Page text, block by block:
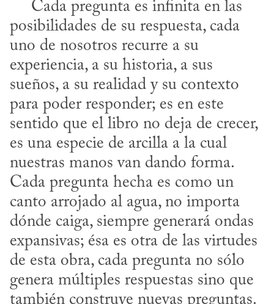
posibilidades de su respuesta, cada
uno de nosotros recurre a su
experiencia, a su historia, a sus
sueños, a su realidad y su contexto
para poder responder; es en este
sentido que el libro no deja de crecer,
es una especie de arcilla a la cual
nuestras manos van dando forma.
Cada pregunta hecha es como un
canto arrojado al agua, no importa
dónde caiga, siempre generará ondas
expansivas; ésa es otra de las virtudes
de esta obra, cada pregunta no sólo
genera múltiples respuestas sino que
también construye nuevas preguntas.